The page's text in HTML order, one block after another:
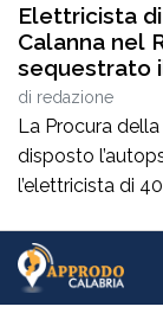
Elettricista
Calanna nel
sequestrato
di redazione
La Procura
disposto
l’elettricista di
di Calanna. Le
da Giuseppe
hanno